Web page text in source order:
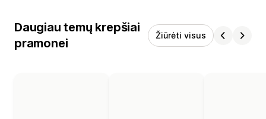
Daugiau temų krepšiai
pramonei
Žiūrėti visus